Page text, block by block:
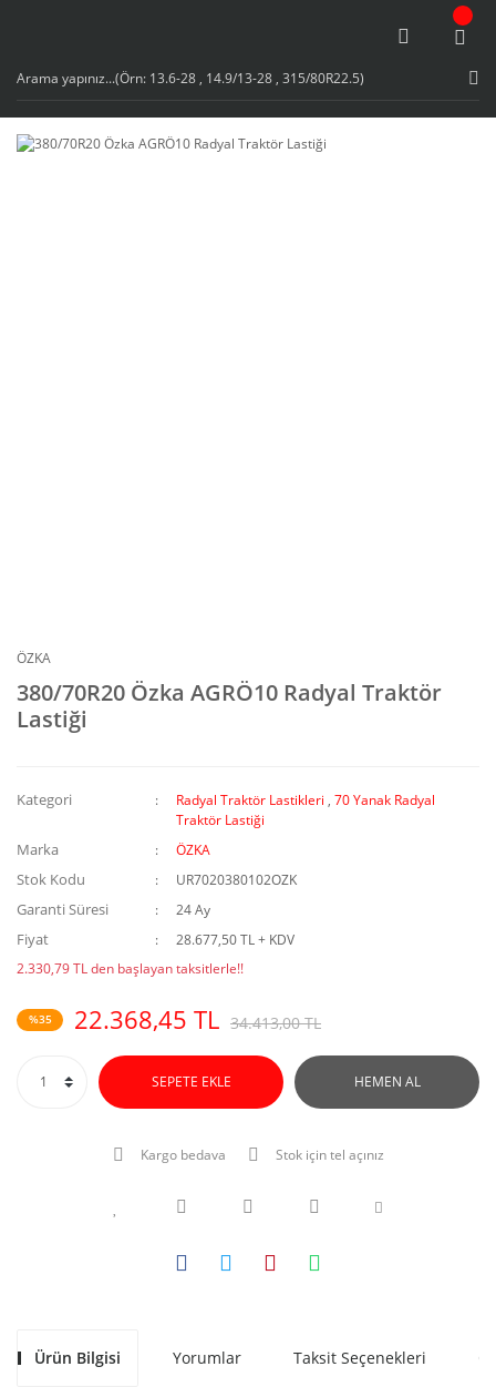
ÖZKA
380/70R20 Özka AGRÖ10 Radyal Traktör
Lastiği
Kategori Radyal Traktör Lastikleri ,70 Yanak Radyal
Traktör Lastiği
Marka ÖZKA
Stok Kodu UR7020380102OZK
Garanti Süresi 24 Ay
Fiyat
28.677,50 TL + KDV
2.330,79 TL den başlayan taksitlerle!!
%35 22.368,45 TL 34.413,00 TL
SEPETE EKLE HEMEN AL
Kargo bedava Stok için tel açınız
Ürün Bilgisi Yorumlar Taksit Seçenekleri